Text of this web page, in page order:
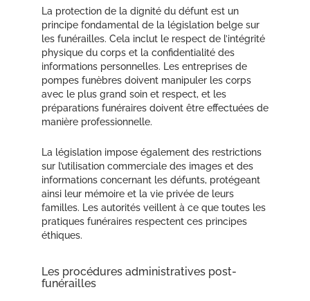
La protection de la dignité du défunt est un
principe fondamental de la législation belge sur
les funérailles. Cela inclut le respect de l’intégrité
physique du corps et la confidentialité des
informations personnelles. Les entreprises de
pompes funèbres doivent manipuler les corps
avec le plus grand soin et respect, et les
préparations funéraires doivent être effectuées de
manière professionnelle.
La législation impose également des restrictions
sur l’utilisation commerciale des images et des
informations concernant les défunts, protégeant
ainsi leur mémoire et la vie privée de leurs
familles. Les autorités veillent à ce que toutes les
pratiques funéraires respectent ces principes
éthiques.
Les procédures administratives post-
funérailles